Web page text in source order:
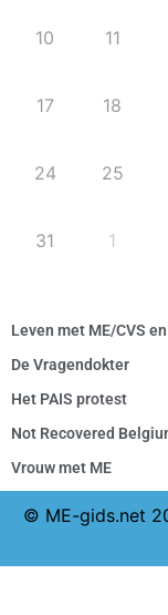
10 11
17 18
24 25
31 1
Leven met ME/CVS
De Vragendokter
Het PAIS protest
Not Recovered
Vrouw met ME
© ME-gids.net